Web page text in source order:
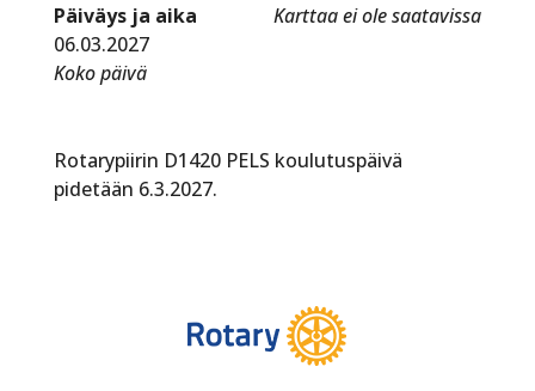
Karttaa ei ole saatavissa
Päiväys ja aika
06.03.2027
Koko päivä
Rotarypiirin D1420 PELS koulutuspäivä
pidetään 6.3.2027.